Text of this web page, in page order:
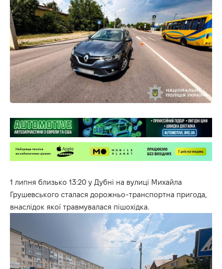
1 липня близько 13:20 у Дубні на вулиці Михайла
Грушевського сталася дорожньо-транспортна пригода,
внаслідок якої травмувалася пішохідка.